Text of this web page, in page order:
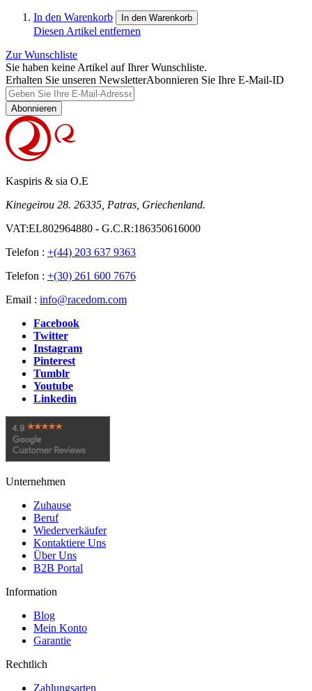
In den Warenkorb In den Warenkorb
Diesen Artikel entfernen
Zur Wunschliste
Sie haben keine Artikel auf Ihrer Wunschliste.
Erhalten Sie unseren NewsletterAbonnieren Sie Ihre E-Mail-ID
Abonnieren
Kaspiris & sia O.E
Kinegeirou 28. 26335, Patras, Griechenland.
VAT:EL802964880 - G.C.R:186350616000
Telefon : +(44) 203 637 9363
Telefon : +(30) 261 600 7676
Email : info@racedom.com
Facebook
Twitter
Instagram
Pinterest
Tumblr
Youtube
Linkedin
Unternehmen
Zuhause
Beruf
Wiederverkäufer
Kontaktiere Uns
Über Uns
B2B Portal
Information
Blog
Mein Konto
Garantie
Rechtlich
Zahlungsarten